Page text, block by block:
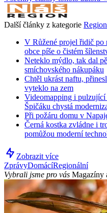
Další články z kategorie
V Růžené projel řidič po
obce píše o čistém
Neteklo mýdlo, tak dal
smíchovského nákupáku
Chtěl ukrást naftu,
vyteklo na zem
Videomapping i pulzující
Špičáku chystá
Při požáru domu v
Černá kostka zvládne i
pomůžou moderní
Zobrazit více
ZprávyDomácíRegionální
Vybrali jsme pro vás Magazíny